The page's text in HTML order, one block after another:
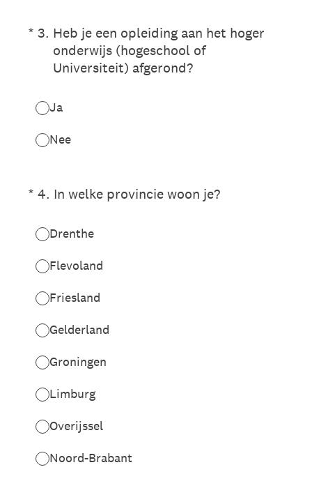
* 3. Heb je een opleiding aan het hoger
onderwijs (hogeschool of
Universiteit) afgerond?
(Vereist.)
Ja
Nee
* 4. In welke provincie woon je?
(Vereist.)
Drenthe
Flevoland
Friesland
Gelderland
Groningen
Limburg
Overijssel
Noord-Brabant